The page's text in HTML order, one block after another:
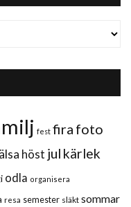
fest fira foto
höst jul kärlek
odla organisera
resa semester släkt sommar